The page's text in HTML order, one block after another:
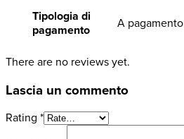
Tipologia di
pagamento
A pagamento
There are no reviews yet.
Lascia un commento
Rating *